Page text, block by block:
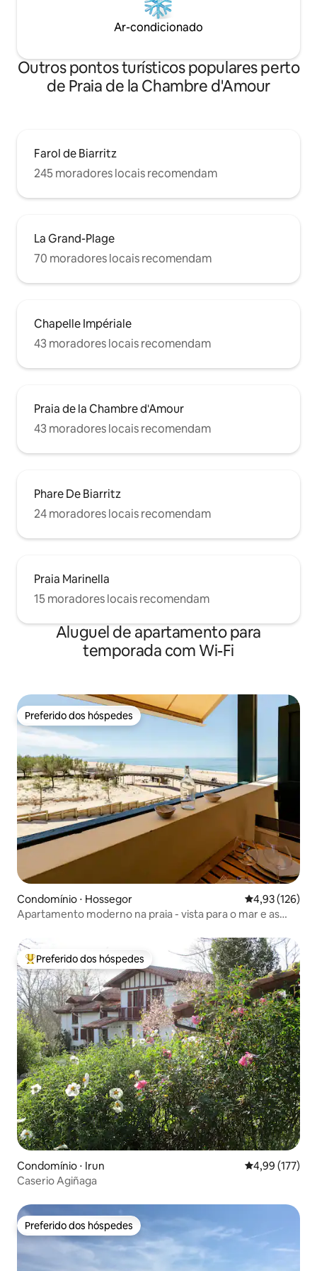
Ar-condicionado
Outros pontos turísticos populares perto
de Praia de la Chambre d'Amour
Farol de Biarritz
245 moradores locais recomendam
La Grand-Plage
70 moradores locais recomendam
Chapelle Impériale
43 moradores locais recomendam
Praia de la Chambre d'Amour
43 moradores locais recomendam
Phare De Biarritz
24 moradores locais recomendam
Praia Marinella
15 moradores locais recomendam
Aluguel de apartamento para
temporada com Wi-Fi
Preferido dos hóspedes
Preferido dos hóspedes
Condomínio ⋅ Hossegor 4,93 de uma
4,93 (126)
Apartamento moderno na praia - vista para o mar e as
Entre os melhores preferidos dos hóspedes
Preferido dos hóspedes
Condomínio ⋅ Irun 4,99 de uma
4,99 (177)
Caserio Agiñaga
Preferido dos hóspedes
Preferido dos hóspedes